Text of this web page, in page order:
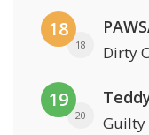
18
18 Dirty
19
20 Guilty